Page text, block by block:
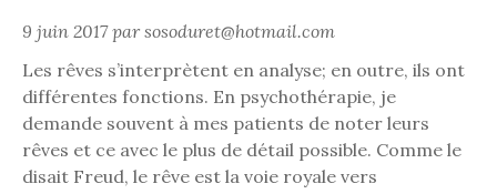
9 juin 2017 par sosoduret@hotmail.com
Les rêves s’interprètent en analyse; en outre, ils ont
différentes fonctions. En psychothérapie, je
demande souvent à mes patients de noter leurs
rêves et ce avec le plus de détail possible. Comme le
disait Freud, le rêve est la voie royale vers